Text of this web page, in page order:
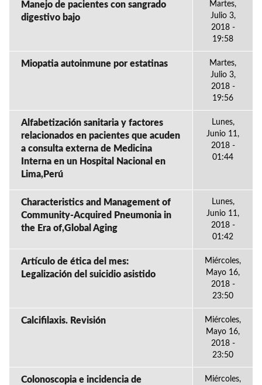
Manejo de pacientes con sangrado
digestivo bajo
Martes,
Julio 3,
2018 -
19:58
Miopatia autoinmune por estatinas
Martes,
Julio 3,
2018 -
19:56
Alfabetización sanitaria y factores
relacionados en pacientes que acuden
a consulta externa de Medicina
Interna en un Hospital Nacional en
Lima,Perú
Lunes,
Junio 11,
2018 -
01:44
Characteristics and Management of
Community-Acquired Pneumonia in
the Era of,Global Aging
Lunes,
Junio 11,
2018 -
01:42
Artículo de ética del mes:
Legalización del suicidio asistido
Miércoles,
Mayo 16,
2018 -
23:50
Calcifilaxis. Revisión
Miércoles,
Mayo 16,
2018 -
23:50
Colonoscopia e incidencia de
Miércoles,